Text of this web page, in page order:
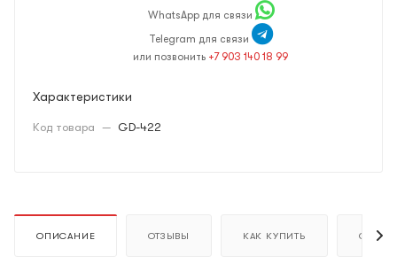
WhatsApp для связи
Telegram для связи
или позвонить +7 903 140 18 99
Характеристики
Код товара — GD-422
ОПИСАНИЕ ОТЗЫВЫ КАК КУПИТЬ ОПЛАТА